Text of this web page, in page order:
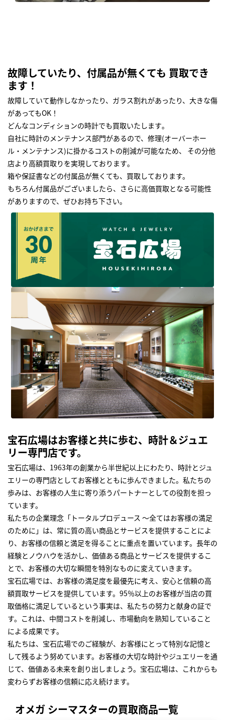
故障していたり、付属品が無くても 買取でき
ます！
故障していて動作しなかったり、ガラス割れがあったり、大きな傷
があってもOK！
どんなコンディションの時計でも買取いたします｡
自社に時計のメンテナンス部門があるので、修理(オーバーホー
ル・メンテナンス)に掛かるコストの削減が可能なため、 その分他
店より高額買取りを実現しております｡
箱や保証書などの付属品が無くても、買取しております。
もちろん付属品がございましたら、さらに高価買取となる可能性
がありますので、ぜひお持ち下さい｡
宝石広場はお客様と共に歩む、時計＆ジュエ
リー専門店です。
宝石広場は、1963年の創業から半世紀以上にわたり、時計とジュ
エリーの専門店としてお客様とともに歩んできました。私たちの
歩みは、お客様の人生に寄り添うパートナーとしての役割を担っ
ています。
私たちの企業理念「トータルプロデュース ～全てはお客様の満足
のために」は、常に質の高い商品とサービスを提供することによ
り、お客様の信頼と満足を得ることに重点を置いています。長年の
経験とノウハウを活かし、価値ある商品とサービスを提供するこ
とで、お客様の大切な瞬間を特別なものに変えていきます。
宝石広場では、お客様の満足度を最優先に考え、安心と信頼の高
額買取サービスを提供しています。95％以上のお客様が当店の買
取価格に満足しているという事実は、私たちの努力と献身の証で
す。これは、中間コストを削減し、市場動向を熟知していること
による成果です。
私たちは、宝石広場でのご経験が、お客様にとって特別な記憶と
して残るよう努めています。お客様の大切な時計やジュエリーを通
じて、価値ある未来を創り出しましょう。宝石広場は、これからも
変わらずお客様の信頼に応え続けます。
オメガ シーマスターの買取商品一覧